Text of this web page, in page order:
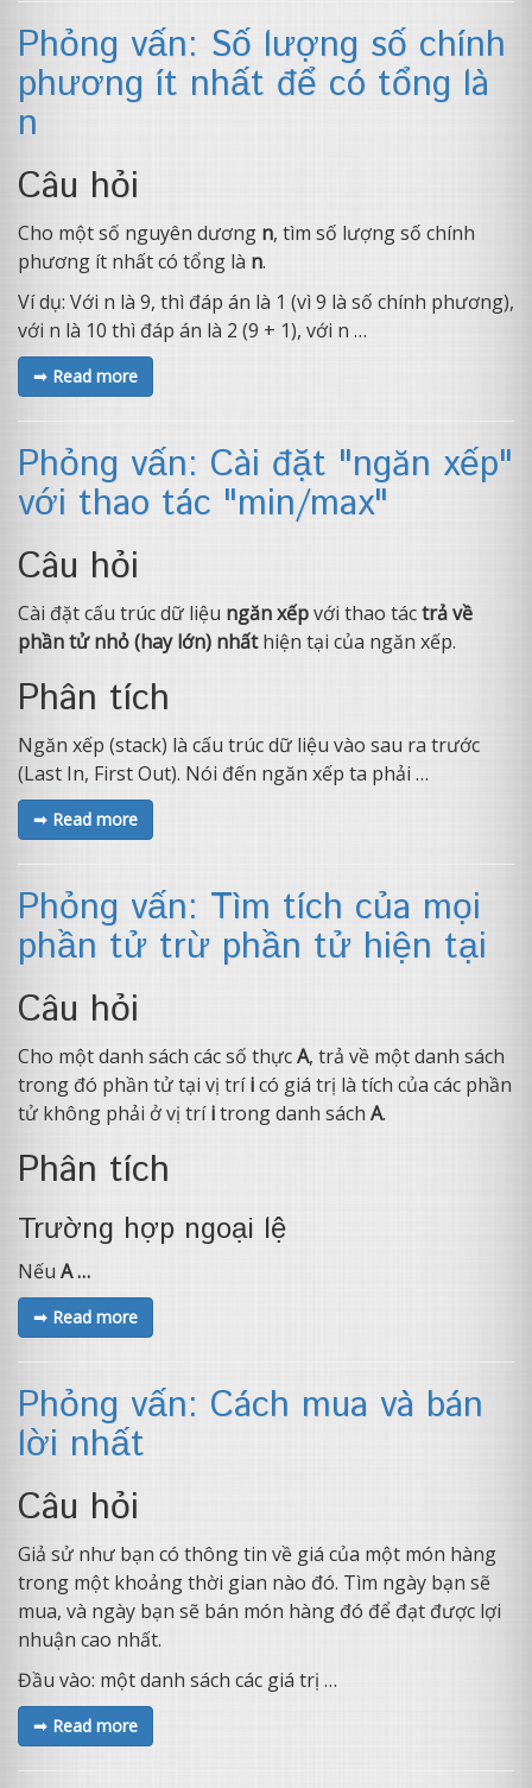
Phỏng vấn: Số lượng số chính
phương ít nhất để có tổng là
n
Câu hỏi
Cho một số nguyên dương n, tìm số lượng số chính
phương ít nhất có tổng là n.
Ví dụ: Với n là 9, thì đáp án là 1 (vì 9 là số chính phương),
với n là 10 thì đáp án là 2 (9 + 1), với n …
➟ Read more
Phỏng vấn: Cài đặt "ngăn xếp"
với thao tác "min/max"
Câu hỏi
Cài đặt cấu trúc dữ liệu ngăn xếpvới thao táctrả về
phần tử nhỏ (hay lớn) nhấthiện tại của ngăn xếp.
Phân tích
Ngăn xếp (stack) là cấu trúc dữ liệu vào sau ra trước
(Last In, First Out). Nói đến ngăn xếp ta phải …
➟ Read more
Phỏng vấn: Tìm tích của mọi
phần tử trừ phần tử hiện tại
Câu hỏi
Cho một danh sách các số thựcA, trả về một danh sách
trong đó phần tử tại vị tríicó giá trị là tích của các phần
tử không phải ở vị tríitrong danh sách A.
Phân tích
Trường hợp ngoại lệ
Nếu A …
➟ Read more
Phỏng vấn: Cách mua và bán
lời nhất
Câu hỏi
Giả sử như bạn có thông tin về giá của một món hàng
trong một khoảng thời gian nào đó. Tìm ngày bạn sẽ
mua, và ngày bạn sẽ bán món hàng đó để đạt được lợi
nhuận cao nhất.
Đầu vào: một danh sách các giá trị …
➟ Read more